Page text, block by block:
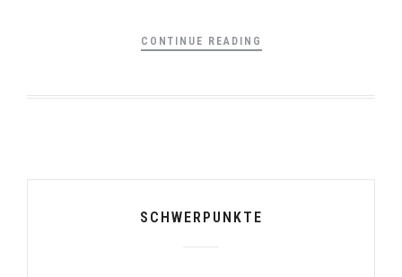
CONTINUE READING
SCHWERPUNKTE